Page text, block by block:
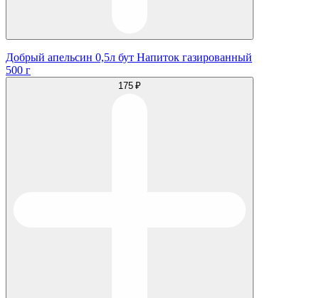
Добрый апельсин 0,5л бут Напиток газированный
500 г
175 ₽